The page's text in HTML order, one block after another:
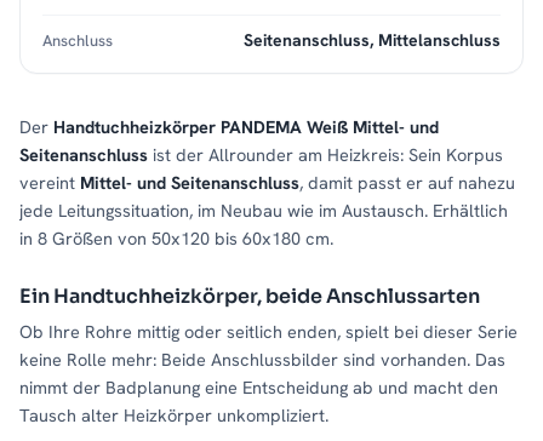
Der Handtuchheizkörper PANDEMA Weiß Mittel- und
Seitenanschluss ist der Allrounder am Heizkreis: Sein Korpus
vereint Mittel- und Seitenanschluss, damit passt er auf nahezu
jede Leitungssituation, im Neubau wie im Austausch. Erhältlich
in 8 Größen von 50x120 bis 60x180 cm.
Ein Handtuchheizkörper, beide Anschlussarten
Ob Ihre Rohre mittig oder seitlich enden, spielt bei dieser Serie
keine Rolle mehr: Beide Anschlussbilder sind vorhanden. Das
nimmt der Badplanung eine Entscheidung ab und macht den
Tausch alter Heizkörper unkompliziert.
Anschluss Seitenanschluss, Mittelanschluss